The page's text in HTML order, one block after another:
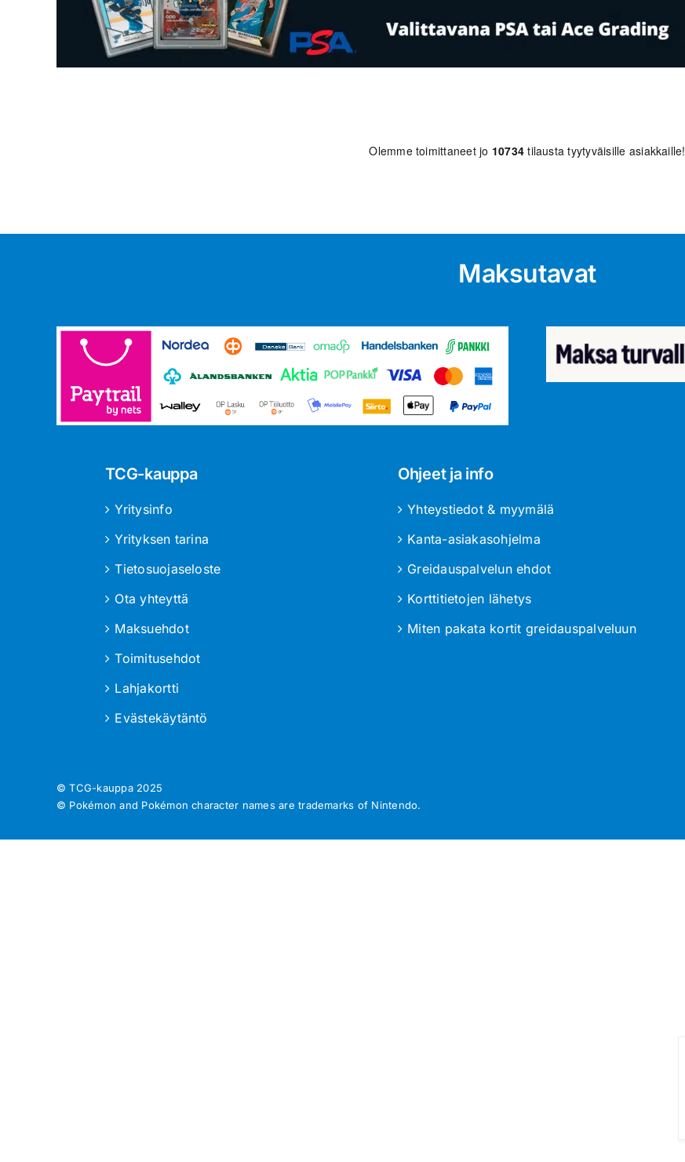
Olemme toimittaneet jo 10734 tilausta tyytyväisille asiakkaille!
Maksutavat
TCG-kauppa
Yritysinfo
Yrityksen tarina
Tietosuojaseloste
Ota yhteyttä
Maksuehdot
Toimitusehdot
Lahjakortti
Evästekäytäntö
Ohjeet ja info
Yhteystiedot & myymälä
Kanta-asiakasohjelma
Greidauspalvelun ehdot
Korttitietojen lähetys
Miten pakata kortit greidauspalveluun
© TCG-kauppa 2025
© Pokémon and Pokémon character names are trademarks of Nintendo.